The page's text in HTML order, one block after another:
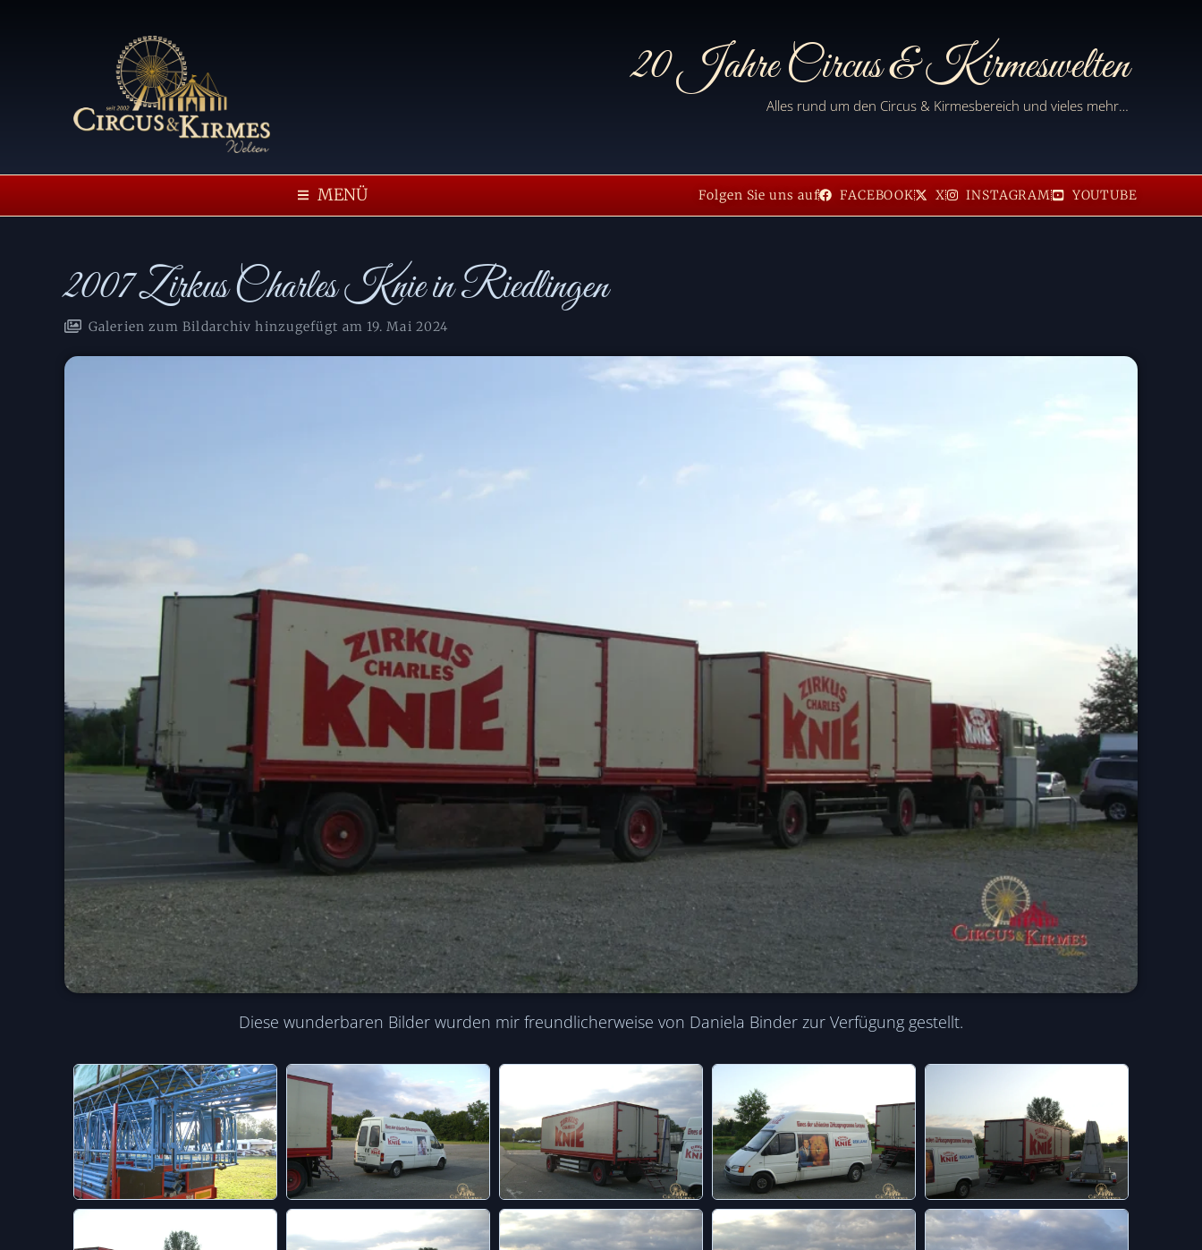
20 Jahre Circus & Kirmeswelten
Alles rund um den Circus & Kirmesbereich und vieles mehr…
MENÜ Folgen Sie uns auf FACEBOOK X INSTAGRAM YOUTUBE
2007 Zirkus Charles Knie in Riedlingen
Galerien zum Bildarchiv hinzugefügt am 19. Mai 2024
Diese wunderbaren Bilder wurden mir freundlicherweise von Daniela Binder zur Verfügung gestellt.